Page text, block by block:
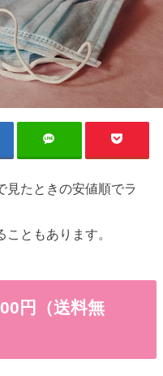
見たときの安値順でラ
ともあります。
円（送料無